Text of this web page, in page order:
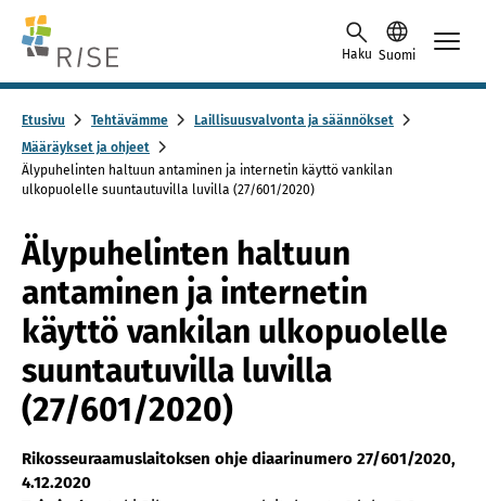
Skip to content -saavutettavuusohje
Haku Suomi
Etusivu Tehtävämme
Laillisuusvalvonta ja säännökset
Määräykset ja ohjeet
Älypuhelinten haltuun antaminen ja internetin käyttö vankilan
ulkopuolelle suuntautuvilla luvilla (27/601/2020)
Älypuhelinten haltuun
antaminen ja internetin
käyttö vankilan ulkopuolelle
suuntautuvilla luvilla
(27/601/2020)
Rikosseuraamuslaitoksen ohje diaarinumero 27/601/2020,
4.12.2020